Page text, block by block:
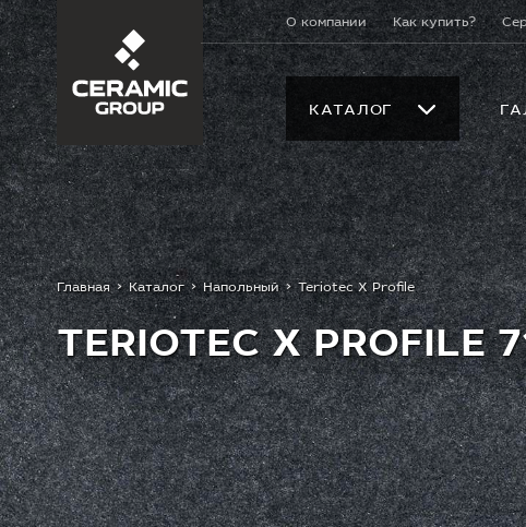
О компании Как купить?
КАТАЛОГ
Главная Каталог Напольный Teriotec X Profile
TERIOTEC X PROFILE